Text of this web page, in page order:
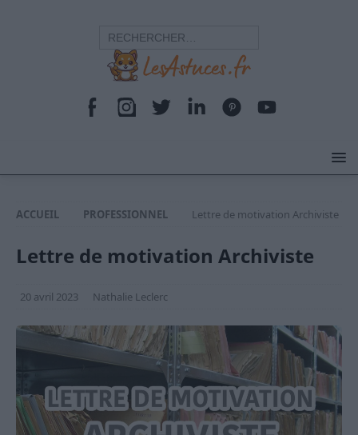
ACCUEIL PROFESSIONNEL Lettre de motivation Archiviste
Lettre de motivation Archiviste
20 avril 2023 Nathalie Leclerc